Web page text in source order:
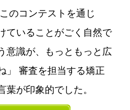
のコンテストを通じ
ていることがごく自然で
意識が、もっともっと広
」 審査を担当する矯正
葉が印象的でした。